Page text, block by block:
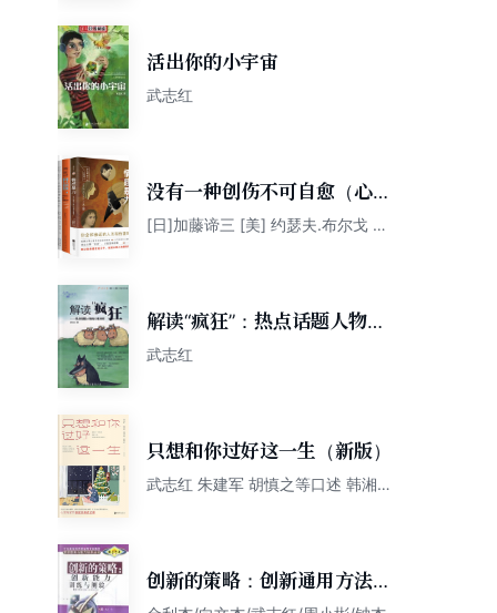
活出你的小宇宙
武志红
没有一种创伤不可自愈（心理
专家给你的亲近关系成长指
[日]加藤谛三 [美] 约瑟夫.布尔戈 武
解读“疯狂”：热点话题人物的
心理分析
武志红
只想和你过好这一生（新版）
武志红 朱建军 胡慎之等口述 韩湘景
创新的策略：创新通用方法指
南